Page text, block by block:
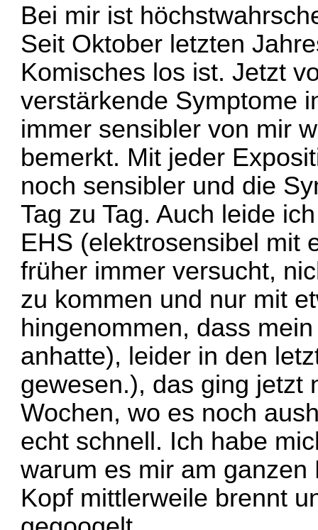
Bei mir ist
Seit Oktober letzten
Komisches los ist. Jetzt
verstärkende Symptome
immer sensibler von mir
bemerkt. Mit jeder
noch sensibler und die
Tag zu Tag. Auch leide
EHS (elektrosensibel mit
früher immer versucht,
zu kommen und nur mit
hingenommen, dass
anhatte), leider in den
gewesen.), das ging jetzt
Wochen, wo es noch
echt schnell. Ich habe
warum es mir am
Kopf mittlerweile brennt